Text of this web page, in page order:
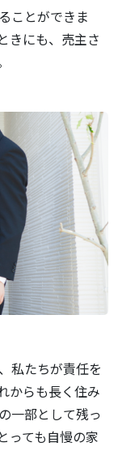
ことができま
きにも、売主さ
私たちが責任を
からも長く住み
一部として残っ
っても自慢の家